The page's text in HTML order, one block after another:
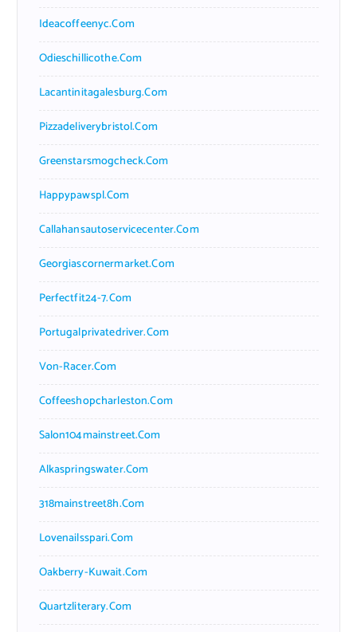
Ideacoffeenyc.com
Odieschillicothe.com
Lacantinitagalesburg.com
Pizzadeliverybristol.com
Greenstarsmogcheck.com
Happypawspl.com
Callahansautoservicecenter.com
Georgiascornermarket.com
Perfectfit24-7.com
Portugalprivatedriver.com
Von-Racer.com
Coffeeshopcharleston.com
Salon104mainstreet.com
Alkaspringswater.com
318mainstreet8h.com
Lovenailsspari.com
Oakberry-Kuwait.com
Quartzliterary.com